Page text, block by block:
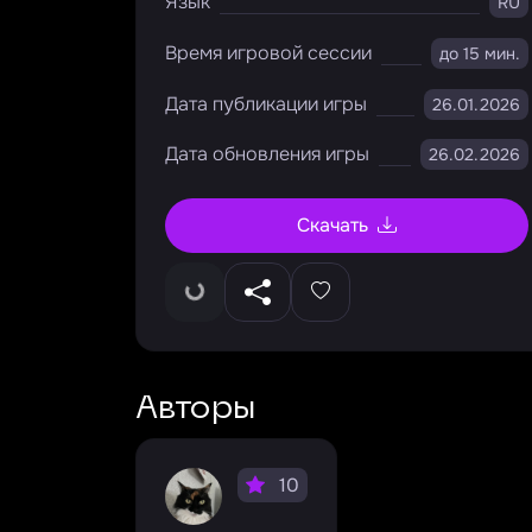
Время игровой сессии до 15 мин.
Дата публикации игры 26.01.2026
Дата обновления игры 26.02.2026
Скачать
Авторы
10